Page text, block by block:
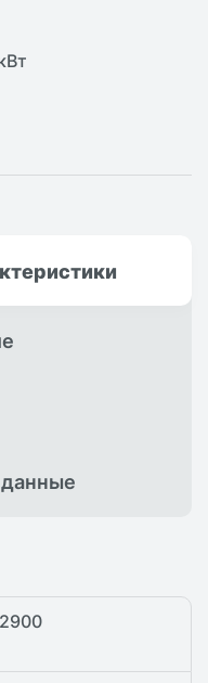
данные
2900